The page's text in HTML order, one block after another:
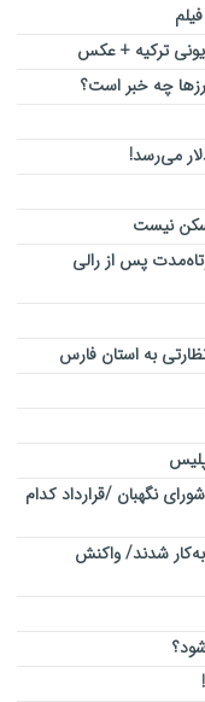
ترکیه + عکس
پس از رالی
به استان فارس
نگهبان /قرارداد کدام
شدند/ واکنش